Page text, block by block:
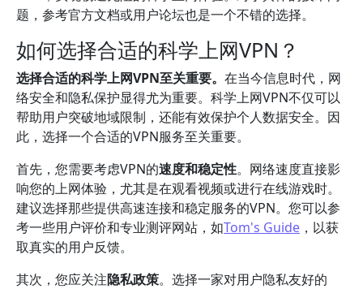
题，参考官方文档或用户论坛也是一个不错的选择。
如何选择合适的科学上网VPN？
选择合适的科学上网VPN至关重要。 在当今信息时代，网
络安全和隐私保护显得尤为重要。科学上网VPN不仅可以
帮助用户突破地域限制，还能有效保护个人数据安全。因
此，选择一个合适的VPN服务至关重要。
首先，您需要考虑VPN的速度和稳定性。网络速度直接影
响您的上网体验，尤其是在观看视频或进行在线游戏时。
建议选择那些提供高速连接和稳定服务的VPN。您可以参
考一些用户评价和专业测评网站，如Tom's Guide ，以获
取真实的用户反馈。
其次，您应关注隐私政策。选择一家对用户隐私友好的